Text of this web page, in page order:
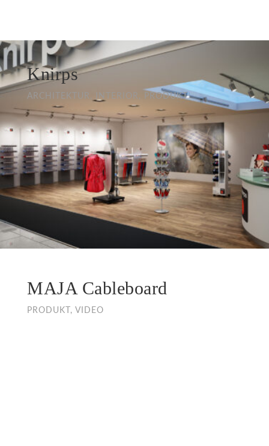
Knirps
ARCHITEKTUR, INTERIOR, PRODUKT
MAJA Cableboard
PRODUKT, VIDEO